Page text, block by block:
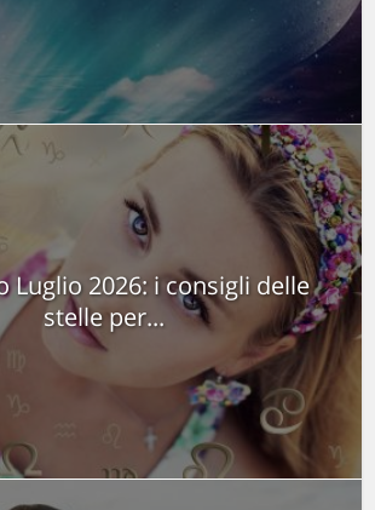
Luglio 2026: i consigli delle
stelle per...